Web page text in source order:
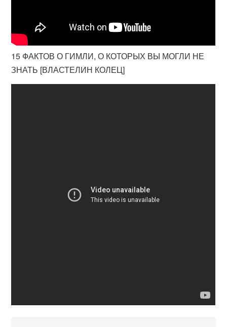
15 ФАКТОВ О ГИМЛИ, О КОТОРЫХ ВЫ МОГЛИ НЕ
ЗНАТЬ [ВЛАСТЕЛИН КОЛЕЦ]